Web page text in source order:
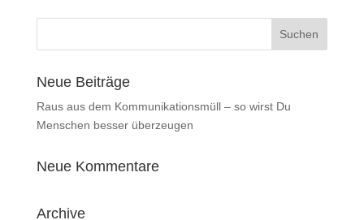
Neue Beiträge
Raus aus dem Kommunikationsmüll – so wirst Du
Menschen besser überzeugen
Neue Kommentare
Archive